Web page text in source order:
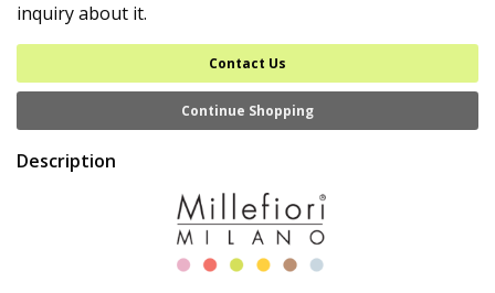
inquiry about it.
Contact Us
Continue Shopping
Description